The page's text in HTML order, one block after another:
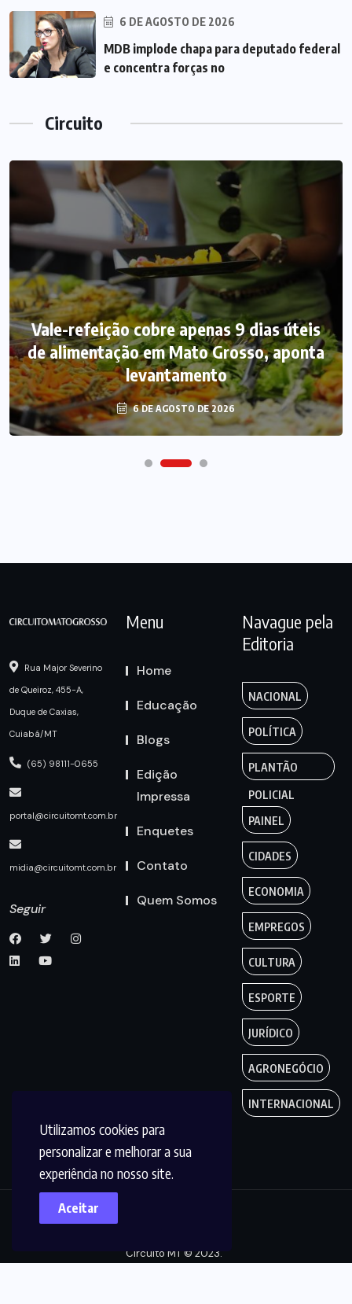
Utilizamos cookies para
personalizar e melhorar a sua
experiência no nosso site.
Aceitar
6 DE AGOSTO DE 2026
MDB implode chapa para deputado federal
e concentra forças no
Circuito
Vale-refeição cobre apenas 9 dias úteis
de alimentação em Mato Grosso, aponta
levantamento
6 DE AGOSTO DE 2026
Rua Major Severino
de Queiroz, 455-A,
Duque de Caxias,
Cuiabá/MT
(65) 98111-0655
portal@circuitomt.com.br
midia@circuitomt.com.br
Seguir
Menu
Home
Educação
Blogs
Edição
Impressa
Enquetes
Contato
Quem Somos
Navague pela
Editoria
NACIONAL
POLÍTICA
PLANTÃO
POLICIAL
PAINEL
CIDADES
ECONOMIA
EMPREGOS
CULTURA
ESPORTE
JURÍDICO
AGRONEGÓCIO
INTERNACIONAL
Circuito MT © 2023.